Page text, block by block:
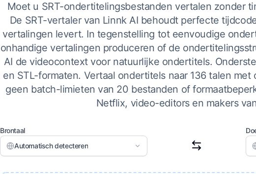
Moet u SRT-ondertitelingsbestanden vertalen zonder
De SRT-vertaler van Linnk AI behoudt perfecte
vertalingen levert. In tegenstelling tot eenvoudige
onhandige vertalingen produceren of de
AI de videocontext voor natuurlijke ondertitels.
en STL-formaten. Vertaal ondertitels naar 136 talen
geen batch-limieten van 20 bestanden of
Netflix, video-editors en makers
Brontaal
Automatisch detecteren